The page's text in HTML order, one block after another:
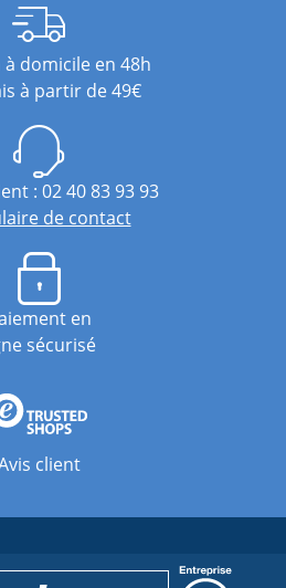
à domicile en 48h
à partir de 49€
: 02 40 83 93 93
de contact
en
sécurisé
client